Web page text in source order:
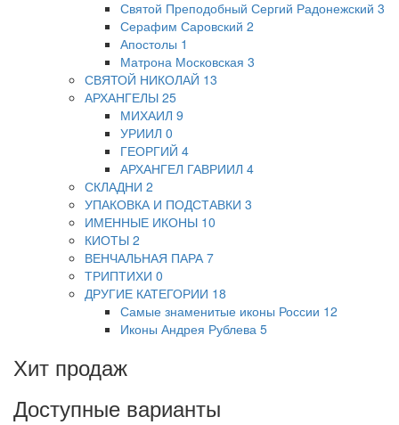
Святой Преподобный Сергий Радонежский 3
Серафим Саровский 2
Апостолы 1
Матрона Московская 3
СВЯТОЙ НИКОЛАЙ 13
АРХАНГЕЛЫ 25
МИХАИЛ 9
УРИИЛ 0
ГЕОРГИЙ 4
АРХАНГЕЛ ГАВРИИЛ 4
СКЛАДНИ 2
УПАКОВКА И ПОДСТАВКИ 3
ИМЕННЫЕ ИКОНЫ 10
КИОТЫ 2
ВЕНЧАЛЬНАЯ ПАРА 7
ТРИПТИХИ 0
ДРУГИЕ КАТЕГОРИИ 18
Самые знаменитые иконы России 12
Иконы Андрея Рублева 5
Хит продаж
Доступные варианты